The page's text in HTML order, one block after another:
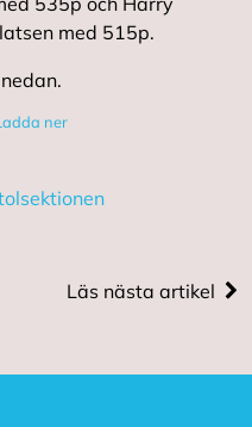
med 515p.
ner
Läs nästa artikel